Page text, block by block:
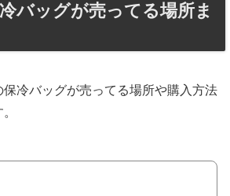
バッグが売ってる場所ま
冷バッグが売ってる場所や購入方法